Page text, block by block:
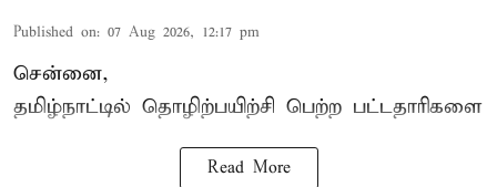
Published on: 07 Aug 2026, 12:17 pm
சென்னை,
தமிழ்நாட்டில் தொழிற்பயிற்சி பெற்ற பட்டதாரிகளை
Read More